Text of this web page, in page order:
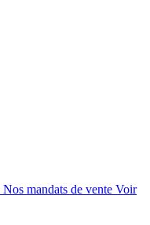
Nos mandats de vente Voir